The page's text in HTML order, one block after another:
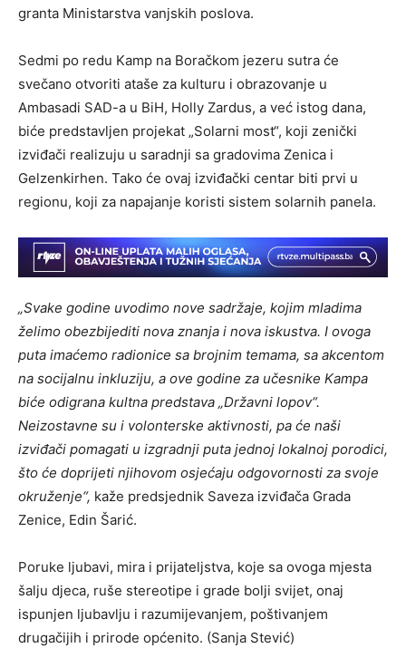
granta Ministarstva vanjskih poslova.
Sedmi po redu Kamp na Boračkom jezeru sutra će
svečano otvoriti ataše za kulturu i obrazovanje u
Ambasadi SAD-a u BiH, Holly Zardus, a već istog dana,
biće predstavljen projekat „Solarni most“, koji zenički
izviđači realizuju u saradnji sa gradovima Zenica i
Gelzenkirhen. Tako će ovaj izviđački centar biti prvi u
regionu, koji za napajanje koristi sistem solarnih panela.
„Svake godine uvodimo nove sadržaje, kojim mladima
želimo obezbijediti nova znanja i nova iskustva. I ovoga
puta imaćemo radionice sa brojnim temama, sa akcentom
na socijalnu inkluziju, a ove godine za učesnike Kampa
biće odigrana kultna predstava „Državni lopov“.
Neizostavne su i volonterske aktivnosti, pa će naši
izviđači pomagati u izgradnji puta jednoj lokalnoj porodici,
što će doprijeti njihovom osjećaju odgovornosti za svoje
okruženje“, kaže predsjednik Saveza izviđača Grada
Zenice, Edin Šarić.
Poruke ljubavi, mira i prijateljstva, koje sa ovoga mjesta
šalju djeca, ruše stereotipe i grade bolji svijet, onaj
ispunjen ljubavlju i razumijevanjem, poštivanjem
drugačijih i prirode općenito. (Sanja Stević)